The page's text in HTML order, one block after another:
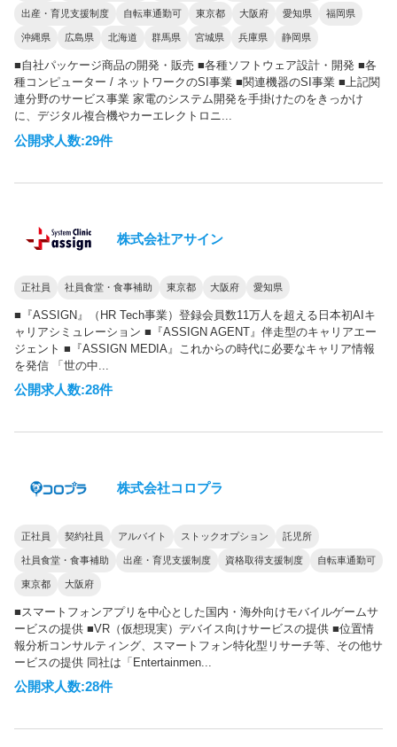
出産・育児支援制度 自転車通勤可 東京都 大阪府 愛知県 福岡県
沖縄県 広島県 北海道 群馬県 宮城県 兵庫県 静岡県
■自社パッケージ商品の開発・販売 ■各種ソフトウェア設計・開発 ■各
種コンピューター / ネットワークのSI事業 ■関連機器のSI事業 ■上記関
連分野のサービス事業 家電のシステム開発を手掛けたのをきっかけ
に、デジタル複合機やカーエレクトロニ...
公開求人数:29件
株式会社アサイン
正社員 社員食堂・食事補助 東京都 大阪府 愛知県
■『ASSIGN』（HR Tech事業）登録会員数11万人を超える日本初AIキ
ャリアシミュレーション ■『ASSIGN AGENT』伴走型のキャリアエー
ジェント ■『ASSIGN MEDIA』これからの時代に必要なキャリア情報
を発信 「世の中...
公開求人数:28件
株式会社コロプラ
正社員 契約社員 アルバイト ストックオプション 託児所
社員食堂・食事補助 出産・育児支援制度 資格取得支援制度 自転車通勤可
東京都 大阪府
■スマートフォンアプリを中心とした国内・海外向けモバイルゲームサ
ービスの提供 ■VR（仮想現実）デバイス向けサービスの提供 ■位置情
報分析コンサルティング、スマートフォン特化型リサーチ等、その他サ
ービスの提供 同社は「Entertainmen...
公開求人数:28件